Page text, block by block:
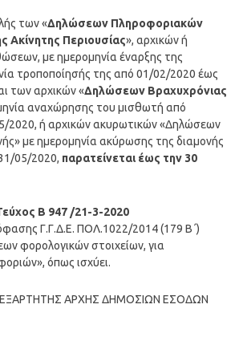
των «Δηλώσεων Πληροφοριακών
Ακίνητης Περιουσίας», αρχικών ή
με ημερομηνία έναρξης της
τροποποίησής της από 01/02/2020 έως
των αρχικών «Δηλώσεων Βραχυχρόνιας
αναχώρησης του μισθωτή από
2020, ή αρχικών ακυρωτικών «Δηλώσεων
με ημερομηνία ακύρωσης της διαμονής
05/2020, παρατείνεται έως την 30
Β 947 /21-3-2020
Γ.Γ.Δ.Ε. ΠΟΛ.1022/2014 (179 Β΄)
φορολογικών στοιχείων, για
όπως ισχύει.
ΑΡΧΗΣ ΔΗΜΟΣΙΩΝ ΕΣΟΔΩΝ